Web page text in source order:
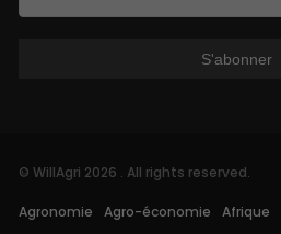
© WillAgri 2026 . All rights reserved.
Agronomie Agro-économie Afrique